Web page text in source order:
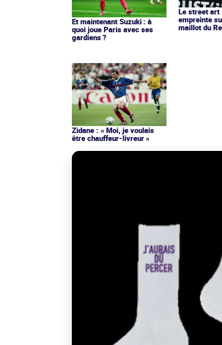
Et maintenant Suzuki : à
quoi joue Paris avec ses
gardiens ?
Le street art
empreinte
maillot du
Zidane : « Moi, je voulais
être chauffeur-livreur »